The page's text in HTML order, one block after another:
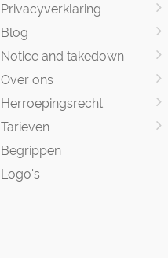
Privacyverklaring
Blog
Notice and takedown
Over ons
Herroepingsrecht
Tarieven
Begrippen
Logo's